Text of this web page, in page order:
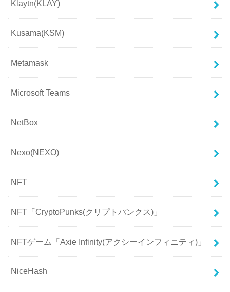
Klaytn(KLAY)
Kusama(KSM)
Metamask
Microsoft Teams
NetBox
Nexo(NEXO)
NFT
NFT「CryptoPunks(クリプトパンクス)」
NFTゲーム「Axie Infinity(アクシーインフィニティ)」
NiceHash